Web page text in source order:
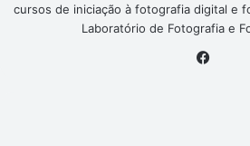
cursos de iniciação à fotografia digital e
Laboratório de Fotografia e